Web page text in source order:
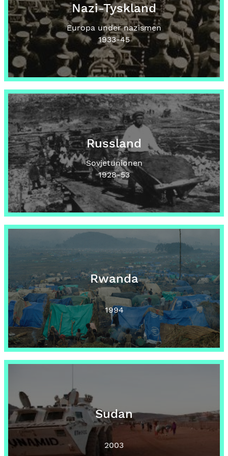
Nazi-Tyskland
Europa under nazismen
1933-45
Russland
Sovjetunionen
1928-53
Rwanda
1994
Sudan
2003